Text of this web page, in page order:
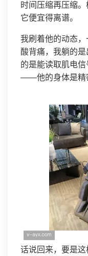
时间压缩再压缩。
它便宜得离谱。
我刷着他的动态
酸背痛，我躺的
的是能读取肌电
——他的身体是精
话说回来，要是